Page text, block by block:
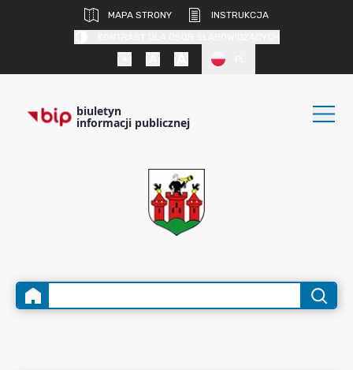
MAPA STRONY
INSTRUKCJA
biuletyn
informacji publicznej